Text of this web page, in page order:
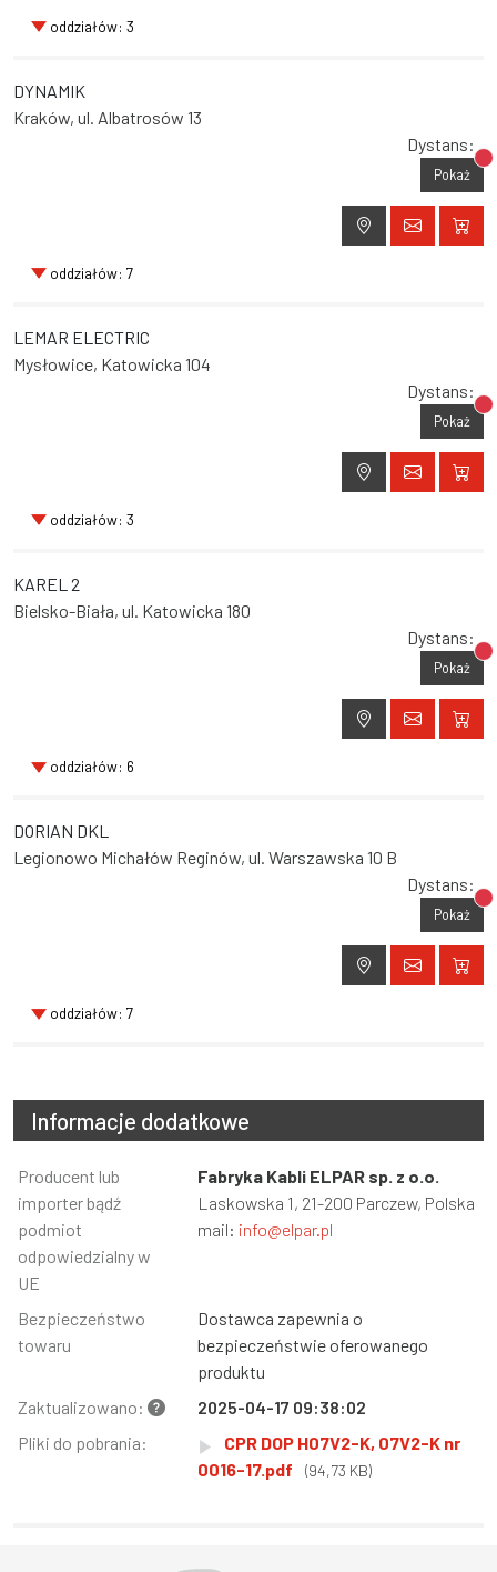
oddziałów: 3
DYNAMIK
Kraków, ul. Albatrosów 13
Dystans:
Pokaż
oddziałów: 7
LEMAR ELECTRIC
Mysłowice, Katowicka 104
Dystans:
Pokaż
oddziałów: 3
KAREL 2
Bielsko-Biała, ul. Katowicka 180
Dystans:
Pokaż
oddziałów: 6
DORIAN DKL
Legionowo Michałów Reginów, ul. Warszawska 10 B
Dystans:
Pokaż
oddziałów: 7
Informacje dodatkowe
Informacja
Wartość
Producent lub
importer bądź
podmiot
odpowiedzialny w
UE
Fabryka Kabli ELPAR sp. z o.o.
Laskowska 1, 21-200 Parczew, Polska
mail: info@elpar.pl
Bezpieczeństwo
towaru
Dostawca zapewnia o
bezpieczeństwie oferowanego
produktu
Zaktualizowano:
2025-04-17 09:38:02
Pliki do pobrania:
CPR DOP H07V2-K, 07V2-K nr
0016-17.pdf
(94,73 KB)